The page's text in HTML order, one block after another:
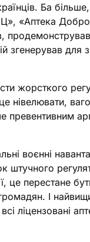
Ба
«Аптека
згенерував для
жорсткого
нівелювати,
превентивним
воєнні
штучного
це перестане
І
ліцензовані